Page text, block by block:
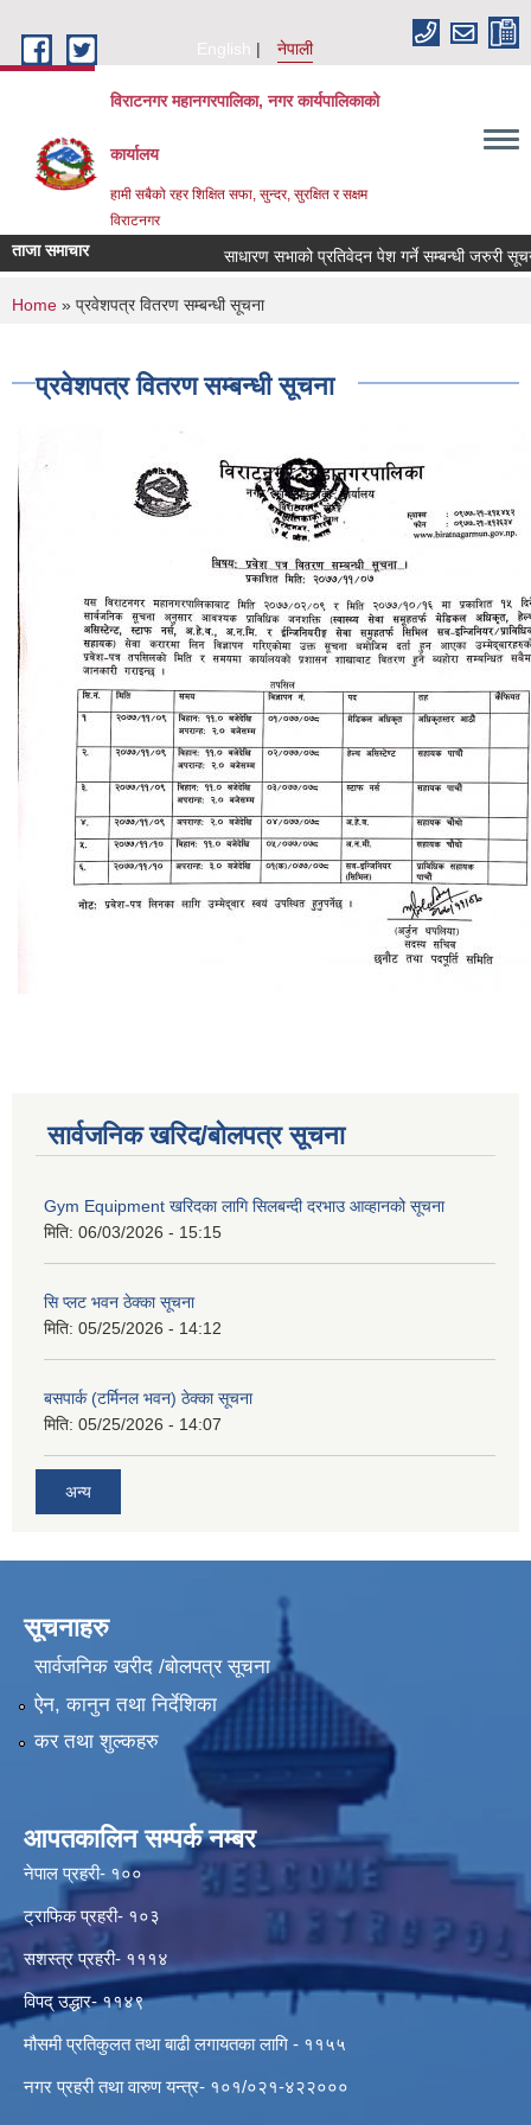
English
नेपाली
विराटनगर महानगरपालिका, नगर कार्यपालिकाको
कार्यालय
हामी सबैको रहर शिक्षित सफा, सुन्दर, सुरक्षित र सक्षम
विराटनगर
ताजा समाचार साधारण सभाको प्रतिवेदन पेश गर्ने सम्बन्धी जरुरी
You are here
Home » प्रवेशपत्र वितरण सम्बन्धी सूचना
प्रवेशपत्र वितरण सम्बन्धी सूचना
सार्वजनिक खरिद/बोलपत्र सूचना
Gym Equipment खरिदका लागि सिलबन्दी दरभाउ आव्हानको सूचना
मिति: 06/03/2026 - 15:15
सि प्लट भवन ठेक्का सूचना
मिति: 05/25/2026 - 14:12
बसपार्क (टर्मिनल भवन) ठेक्का सूचना
मिति: 05/25/2026 - 14:07
अन्य
सूचनाहरु
सार्वजनिक खरीद /बोलपत्र सूचना
ऐन, कानुन तथा निर्देशिका
कर तथा शुल्कहरु
आपतकालिन सम्पर्क नम्बर
नेपाल प्रहरी- १००
ट्राफिक प्रहरी- १०३
सशस्त्र प्रहरी- १११४
विपद् उद्धार- ११४९
मौसमी प्रतिकुलत तथा बाढी लगायतका लागि - ११५५
नगर प्रहरी तथा वारुण यन्त्र- १०१/०२१-४२२०००